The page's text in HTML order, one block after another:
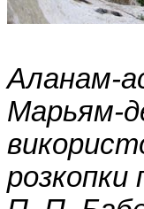
Аланам-
Марьям-
розкопки